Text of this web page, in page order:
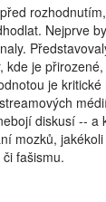
Nejprve
kde je
je
diskusí -- a
mozků,
fašismu.